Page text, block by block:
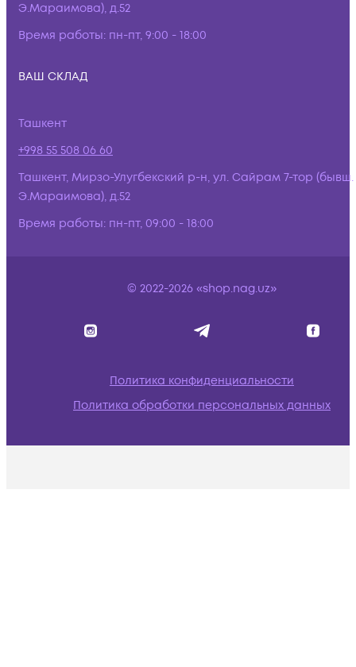
Э.Мараимова), д.52
Время работы: пн-пт, 9:00 - 18:00
ВАШ СКЛАД
Ташкент
+998 55 508 06 60
Ташкент, Мирзо-Улугбекский р-н, ул. Сайрам 7-тор (бывш.
Э.Мараимова), д.52
Время работы: пн-пт, 09:00 - 18:00
© 2022-2026 «shop.nag.uz»
Политика конфиденциальности
Политика обработки персональных данных